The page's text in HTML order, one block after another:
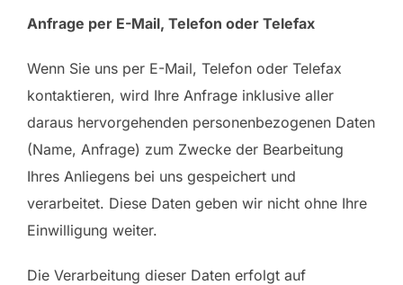
Anfrage per E-Mail, Telefon oder Telefax
Wenn Sie uns per E-Mail, Telefon oder Telefax
kontaktieren, wird Ihre Anfrage inklusive aller
daraus hervorgehenden personenbezogenen Daten
(Name, Anfrage) zum Zwecke der Bearbeitung
Ihres Anliegens bei uns gespeichert und
verarbeitet. Diese Daten geben wir nicht ohne Ihre
Einwilligung weiter.
Die Verarbeitung dieser Daten erfolgt auf